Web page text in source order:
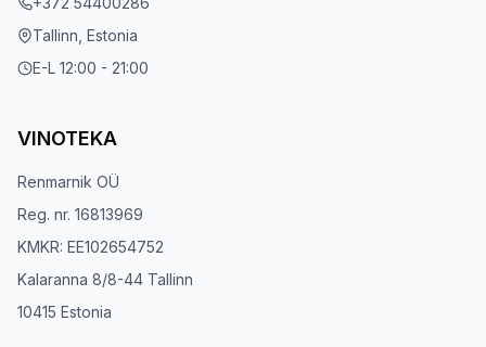
Tallinn, Estonia
E-L 12:00 - 21:00
VINOTEKA
Renmarnik OÜ
Reg. nr. 16813969
KMKR: EE102654752
Kalaranna 8/8-44 Tallinn
10415 Estonia